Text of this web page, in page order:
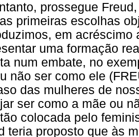
prossegue
primeiras escolhas
em acréscimo
uma formação
num embate, no
não ser como ele
das mulheres de
ser como a mãe ou
colocada pelo
teria proposto que às